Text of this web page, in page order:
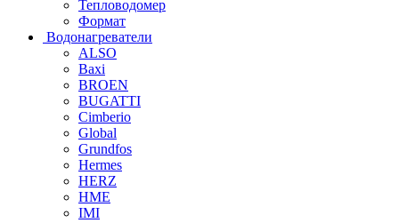
Тепловодомер
Формат
Водонагреватели
ALSO
Baxi
BROEN
BUGATTI
Cimberio
Global
Grundfos
Hermes
HERZ
HME
IMI